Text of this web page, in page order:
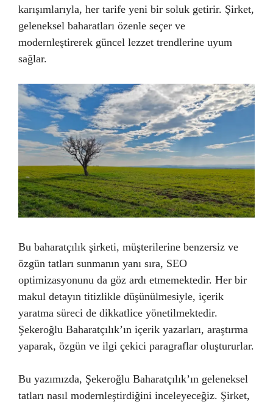
karışımlarıyla, her tarife yeni bir soluk getirir. Şirket,
geleneksel baharatları özenle seçer ve
modernleştirerek güncel lezzet trendlerine uyum
sağlar.
Bu baharatçılık şirketi, müşterilerine benzersiz ve
özgün tatları sunmanın yanı sıra, SEO
optimizasyonunu da göz ardı etmemektedir. Her bir
makul detayın titizlikle düşünülmesiyle, içerik
yaratma süreci de dikkatlice yönetilmektedir.
Şekeroğlu Baharatçılık’ın içerik yazarları, araştırma
yaparak, özgün ve ilgi çekici paragraflar oluştururlar.
Bu yazımızda, Şekeroğlu Baharatçılık’ın geleneksel
tatları nasıl modernleştirdiğini inceleyeceğiz. Şirket,